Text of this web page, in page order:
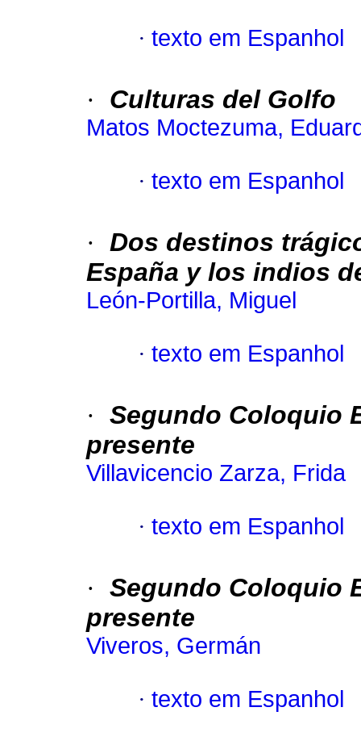
· texto em Espanhol
· Culturas del Golfo
Matos Moctezuma,
· texto em Espanhol
· Dos destinos
España y los indios
León-Portilla, Miguel
· texto em Espanhol
· Segundo Coloquio
presente
Villavicencio Zarza, Frida
· texto em Espanhol
· Segundo Coloquio
presente
Viveros, Germán
· texto em Espanhol